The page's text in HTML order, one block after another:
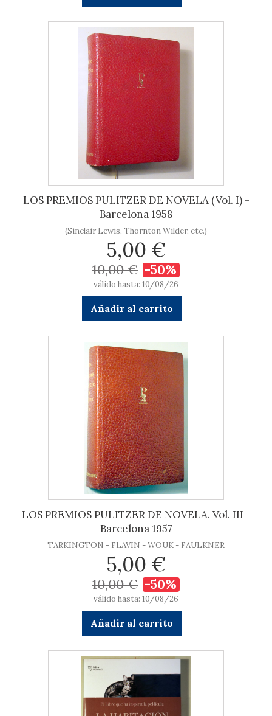
LOS PREMIOS PULITZER DE NOVELA (Vol. I) -
Barcelona 1958
(Sinclair Lewis, Thornton Wilder, etc.)
5,00 €
10,00 € -50%
válido hasta: 10/08/26
Añadir al carrito
LOS PREMIOS PULITZER DE NOVELA. Vol. III -
Barcelona 1957
TARKINGTON - FLAVIN - WOUK - FAULKNER
5,00 €
10,00 € -50%
válido hasta: 10/08/26
Añadir al carrito